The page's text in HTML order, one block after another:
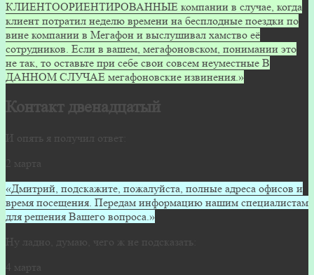
КЛИЕНТООРИЕНТИРОВАННЫЕ компании в случае, когда
клиент потратил неделю времени на бесплодные поездки по
вине компании в Мегафон и выслушивал хамство её
сотрудников. Если в вашем, мегафоновском, понимании это
не так, то оставьте при себе свои совсем неуместные В
ДАННОМ СЛУЧАЕ мегафоновские извинения.»
Контакт двенадцатый
И опять я получил ответ:
2 марта
«Дмитрий, подскажите, пожалуйста, полные адреса офисов и
время посещения. Передам информацию нашим специалистам
для решения Вашего вопроса.»
Ну ладно, думаю, чего ж не подсказать:
4 марта